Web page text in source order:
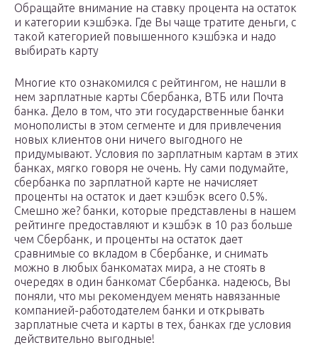
Обращайте внимание на ставку процента на остаток
и категории кэшбэка. Где Вы чаще тратите деньги, с
такой категорией повышенного кэшбэка и надо
выбирать карту
Многие кто ознакомился с рейтингом, не нашли в
нем зарплатные карты Сбербанка, ВТБ или Почта
банка. Дело в том, что эти государственные банки
монополисты в этом сегменте и для привлечения
новых клиентов они ничего выгодного не
придумывают. Условия по зарплатным картам в этих
банках, мягко говоря не очень. Ну сами подумайте,
сбербанка по зарплатной карте не начисляет
проценты на остаток и дает кэшбэк всего 0.5%.
Смешно же? банки, которые представлены в нашем
рейтинге предоставляют и кэшбэк в 10 раз больше
чем Сбербанк, и проценты на остаток дает
сравнимые со вкладом в Сбербанке, и снимать
можно в любых банкоматах мира, а не стоять в
очередях в один банкомат Сбербанка. надеюсь, Вы
поняли, что мы рекомендуем менять навязанные
компанией-работодателем банки и открывать
зарплатные счета и карты в тех, банках где условия
действительно выгодные!